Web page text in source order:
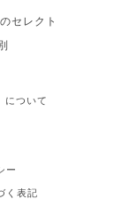
セレクト
ついて
ー
く表記